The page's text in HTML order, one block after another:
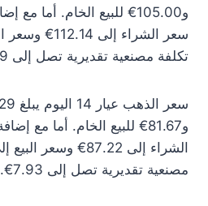
و105.00€ للبيع الخام. أما
تكلفة مصنعية تقديرية تصل إلى 10.19€.
و81.67€ للبيع الخام. أما مع
مصنعية تقديرية تصل إلى 7.93€.